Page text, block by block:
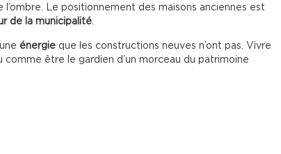
l’ombre. Le positionnement des maisons anciennes est
de la municipalité
énergie que les constructions neuves n’ont pas. Vivre
comme être le gardien d’un morceau du patrimoine